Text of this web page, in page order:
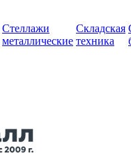
Стеллажи
металлические
Складская
техника